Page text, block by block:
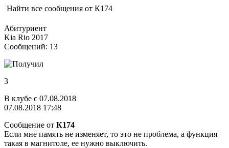
Найти все сообщения от К174
Абитуриент
Kia Rio 2017
Сообщений: 13
3
В клубе с 07.08.2018
07.08.2018 17:48
Сообщение от К174
Если мне память не изменяет, то это не проблема, а функция
такая в магнитоле, ее нужно выключить.